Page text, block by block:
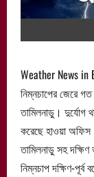
Weather News in
নিম্নচাপের জেরে
তামিলনাড়ু। দুর্যোগ
করেছে হাওয়া
তামিলনাড়ু সহ
নিম্নচাপ দক্ষিণ-পূর্ব